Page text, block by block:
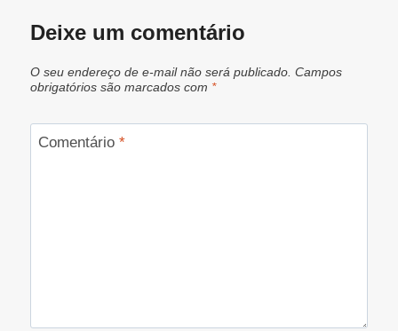
Deixe um comentário
O seu endereço de e-mail não será publicado. Campos
obrigatórios são marcados com *
Comentário *